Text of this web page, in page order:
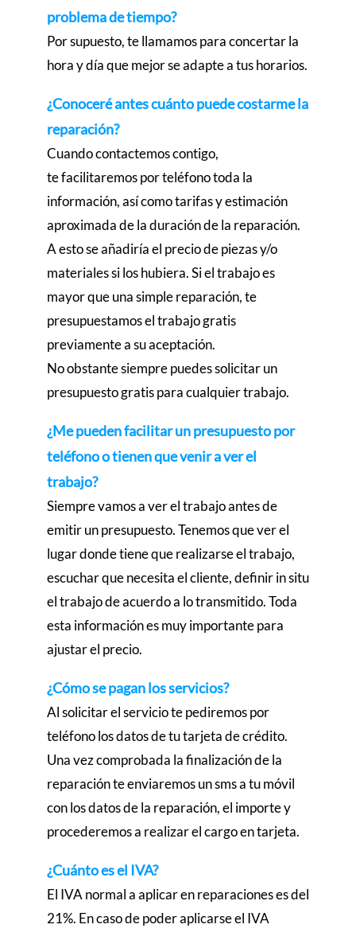
problema de tiempo?
Por supuesto, te llamamos para concertar la
hora y día que mejor se adapte a tus horarios.
¿Conoceré antes cuánto puede costarme la
reparación?
Cuando contactemos contigo,
te facilitaremos por teléfono toda la
información, así como tarifas y estimación
aproximada de la duración de la reparación.
A esto se añadiría el precio de piezas y/o
materiales si los hubiera. Si el trabajo es
mayor que una simple reparación, te
presupuestamos el trabajo gratis
previamente a su aceptación.
No obstante siempre puedes solicitar un
presupuesto gratis para cualquier trabajo.
¿Me pueden facilitar un presupuesto por
teléfono o tienen que venir a ver el
trabajo?
Siempre vamos a ver el trabajo antes de
emitir un presupuesto. Tenemos que ver el
lugar donde tiene que realizarse el trabajo,
escuchar que necesita el cliente, definir in situ
el trabajo de acuerdo a lo transmitido. Toda
esta información es muy importante para
ajustar el precio.
¿Cómo se pagan los servicios?
Al solicitar el servicio te pediremos por
teléfono los datos de tu tarjeta de crédito.
Una vez comprobada la finalización de la
reparación te enviaremos un sms a tu móvil
con los datos de la reparación, el importe y
procederemos a realizar el cargo en tarjeta.
¿Cuánto es el IVA?
El IVA normal a aplicar en reparaciones es del
21%. En caso de poder aplicarse el IVA